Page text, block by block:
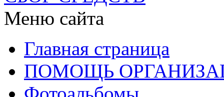
Меню сайта
Главная страница
ПОМОЩЬ